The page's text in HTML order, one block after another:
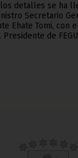
detalles se ha
Secretario
Ehate Tomi, con
de